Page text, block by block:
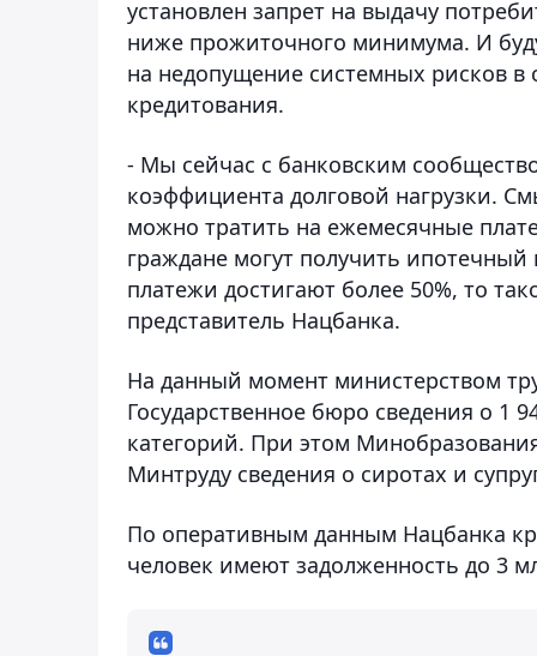
установлен запрет на выдачу
ниже прожиточного минимума. И
на недопущение системных рисков в
кредитования.
- Мы сейчас с банковским
коэффициента долговой нагрузки.
можно тратить на ежемесячные
граждане могут получить
платежи достигают более 50%, то
представитель Нацбанка.
На данный момент министерством
Государственное бюро сведения о 1
категорий. При этом
Минтруду сведения о сиротах и
По оперативным данным Нацбанка
человек имеют задолженность до 3